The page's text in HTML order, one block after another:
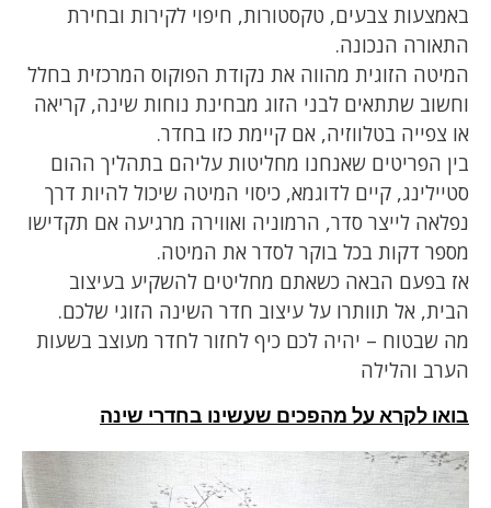
באמצעות צבעים, טקסטורות, חיפוי לקירות ובחירת
התאורה הנכונה.
המיטה הזוגית מהווה את נקודת הפוקוס המרכזית בחלל
וחשוב שתתאים לבני הזוג מבחינת נוחות שינה, קריאה
או צפייה בטלווזיה, אם קיימת כזו בחדר.
בין הפריטים שאנחנו מחליטות עליהם בתהליך ההום
סטיילינג, קיים לדוגמא, כיסוי המיטה שיכול להיות דרך
נפלאה לייצר סדר, הרמוניה ואווירה מרגיעה אם תקדישו
מספר דקות בכל בוקר לסדר את המיטה.
אז בפעם הבאה כשאתם מחליטים להשקיע בעיצוב
הבית, אל תוותרו על עיצוב חדר השינה הזוגי שלכם.
מה שבטוח – יהיה לכם כיף לחזור לחדר מעוצב בשעות
הערב והלילה
בואו לקרא על מהפכים שעשינו בחדרי שינה